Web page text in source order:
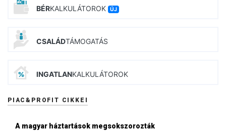
BÉRKALKULÁTOROK ÚJ
CSALÁDTÁMOGATÁS
INGATLANKALKULÁTOROK
PIAC&PROFIT CIKKEI
A magyar háztartások megsokszorozták